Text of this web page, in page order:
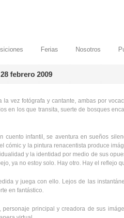
Ferias Nosotros
febrero 2009
vez fotógrafa y cantante, ambas por
en los que transita, suerte de bosques
cuento infantil, se aventura en sueños
cómic y la pintura renacentista produce
y la identidad por medio de sus
ya no estoy solo. Hay otro. Hay el reflejo
y juega con ello. Lejos de las
en fantástico.
personaje principal y creadora de sus